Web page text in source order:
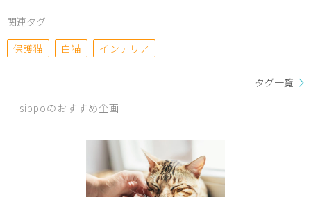
関連タグ
保護猫
白猫 インテリア
タグ一覧
sippoのおすすめ企画